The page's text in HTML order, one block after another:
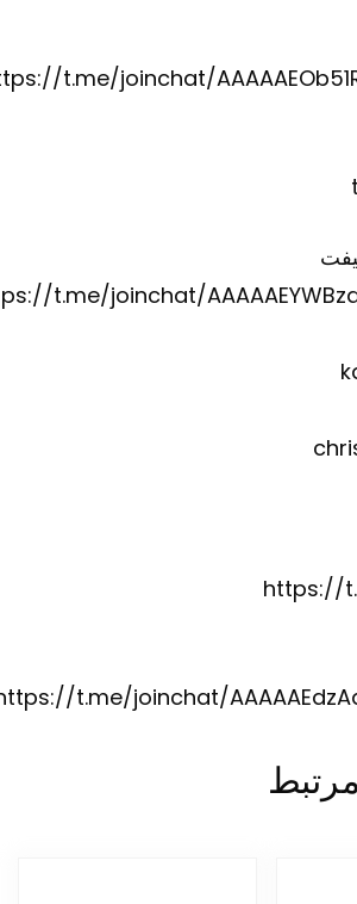
https://t.me/joinchat/
https://t.me/joinchat/
https://t.me/joinchat/